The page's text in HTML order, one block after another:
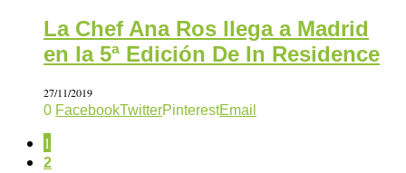
La Chef Ana Ros llega a Madrid
en la 5ª Edición De In Residence
27/11/2019
0 FacebookTwitterPinterestEmail
1
2